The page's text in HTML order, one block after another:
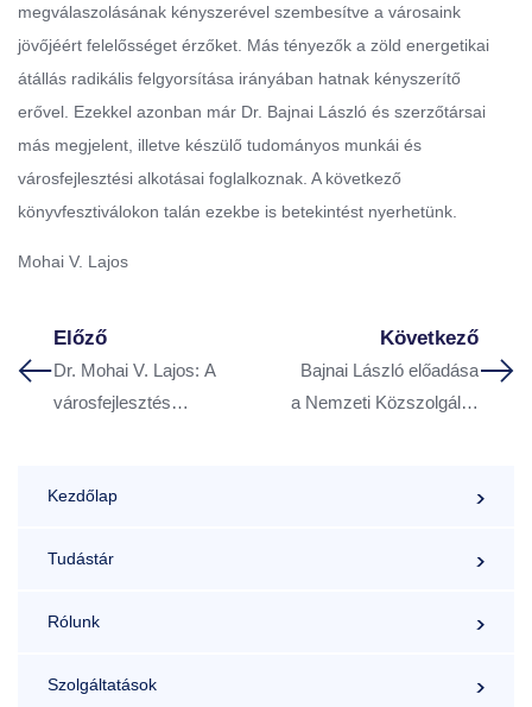
megválaszolásának kényszerével szembesítve a városaink
jövőjéért felelősséget érzőket. Más tényezők a zöld energetikai
átállás radikális felgyorsítása irányában hatnak kényszerítő
erővel. Ezekkel azonban már Dr. Bajnai László és szerzőtársai
más megjelent, illetve készülő tudományos munkái és
városfejlesztési alkotásai foglalkoznak. A következő
könyvfesztiválokon talán ezekbe is betekintést nyerhetünk.
Mohai V. Lajos
Előző
Dr. Mohai V. Lajos: A
városfejlesztés
Következő
Bajnai László előadása
a Nemzeti Közszolgálati
Kezdőlap
Tudástár
Rólunk
Szolgáltatások